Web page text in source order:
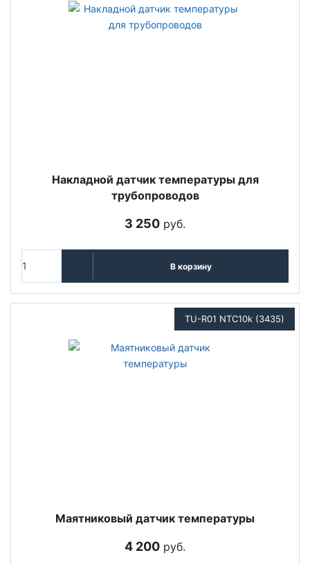
Накладной датчик температуры для
трубопроводов
3 250 руб.
В корзину
TU-R01 NTC10k (3435)
Маятниковый датчик температуры
4 200 руб.